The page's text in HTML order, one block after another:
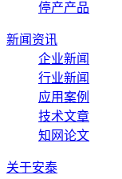
停产产品
新闻资讯
企业新闻
行业新闻
应用案例
技术文章
知网论文
关于安泰